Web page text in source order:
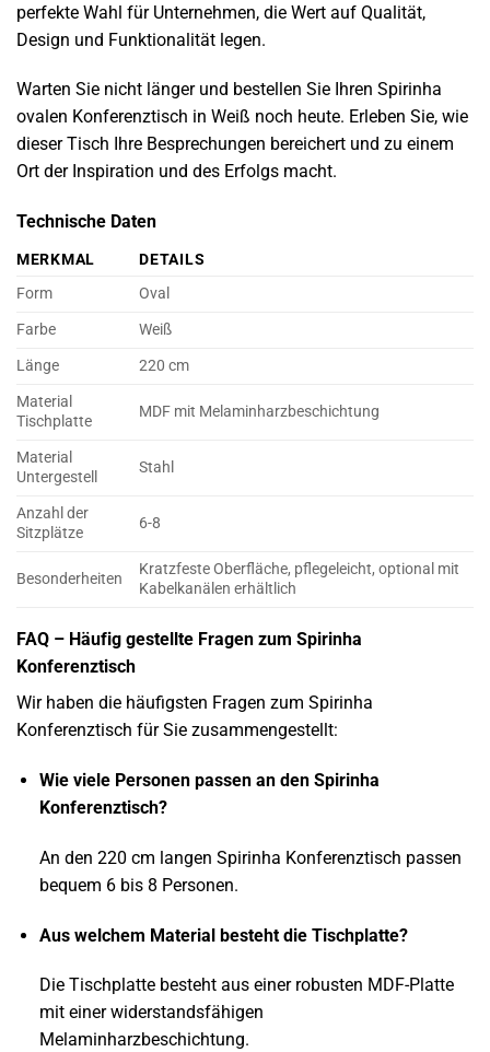
perfekte Wahl für Unternehmen, die Wert auf Qualität,
Design und Funktionalität legen.
Warten Sie nicht länger und bestellen Sie Ihren Spirinha
ovalen Konferenztisch in Weiß noch heute. Erleben Sie, wie
dieser Tisch Ihre Besprechungen bereichert und zu einem
Ort der Inspiration und des Erfolgs macht.
Technische Daten
MERKMAL
DETAILS
Form
Oval
Farbe
Weiß
Länge
220 cm
Material
Tischplatte
MDF mit Melaminharzbeschichtung
Material
Untergestell
Stahl
Anzahl der
Sitzplätze
6-8
Besonderheiten
Kratzfeste Oberfläche, pflegeleicht, optional mit
Kabelkanälen erhältlich
FAQ – Häufig gestellte Fragen zum Spirinha
Konferenztisch
Wir haben die häufigsten Fragen zum Spirinha
Konferenztisch für Sie zusammengestellt:
Wie viele Personen passen an den Spirinha
Konferenztisch?
An den 220 cm langen Spirinha Konferenztisch passen
bequem 6 bis 8 Personen.
Aus welchem Material besteht die Tischplatte?
Die Tischplatte besteht aus einer robusten MDF-Platte
mit einer widerstandsfähigen
Melaminharzbeschichtung.